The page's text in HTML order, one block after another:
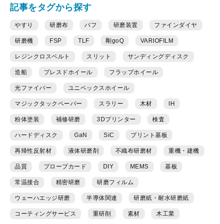
記事をタグから探す
やすり 研磨布 バフ 研磨装置 ファインダイヤ
研磨機 FSP TLF 剛goQ VARIOFILM
レジンクロスベルト スリット サンディングディスク
造船 プレスドホイール フラップホイール
光ファイバー ユニベックスホイール
マジックタックペーパー スラリー 木材 IH
粉体塗装 補修研磨 3Dプリンター 検査
ハードディスク GaN SiC プリント基板
再帰性反射材 液体研磨剤 不織布研磨材 重機・建機
品質 プローブカード DIY MEMS 基板
常温接合 精密研磨 研磨フィルム
ウェーハエッジ研磨 半導体関連 研磨紙・耐水研磨紙
コーティングサービス 重研削 素材 木工業